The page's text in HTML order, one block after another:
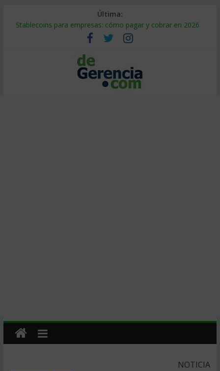
Última:
Stablecoins para empresas: cómo pagar y cobrar en 2026
Despido silencioso: qué es y por qué sale tan caro
IA en selección de personal: cómo auditarla a tiempo
Trabajo forzoso en la cadena de suministro: qué hacer
Mercado hispano de EE. UU.: cómo segmentarlo y venderle
NOTICIA